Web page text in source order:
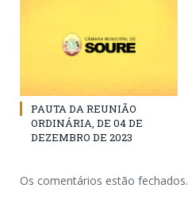
PAUTA DA REUNIÃO
ORDINÁRIA, DE 04 DE
DEZEMBRO DE 2023
Os comentários estão fechados.